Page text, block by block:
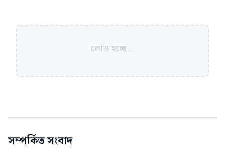
লোড হচ্ছে...
সম্পর্কিত সংবাদ